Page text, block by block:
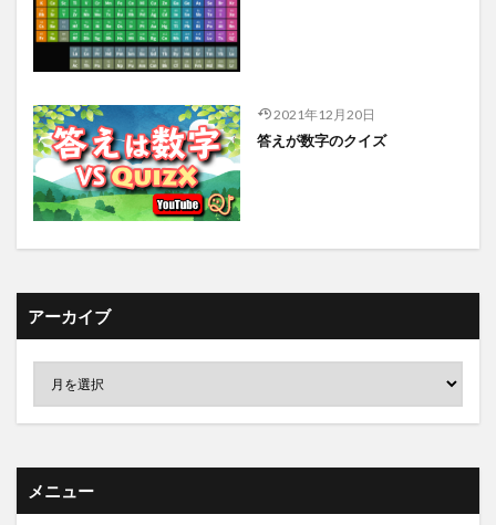
2021年12月20日
答えが数字のクイズ
アーカイブ
メニュー